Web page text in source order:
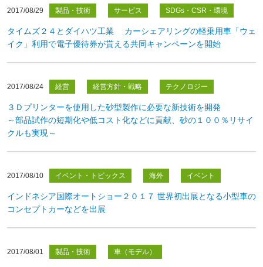
2017/08/29 製品・技術 サービス SDGs・CSR・環境
タイムズ２４とダイハツ工業 カーシェアリングの軽乗用車「ウェ
イク」利用で電子優待券が貰える共同キャンペーンを開始
2017/08/24 経営 経営方針・戦略 テクノロジー
３Ｄプリンターを使用した砂型製作に必要な新技術を開発
～部品試作の短期化や低コスト化などに貢献、砂の１００％リサイ
クルも実現～
2017/08/10 イベント・トピックス 海外 イベント
インドネシア国際オートショー２０１７ 世界初出展となる小型車の
コンセプトカーなどを出展
2017/08/01 製品・技術 車（モデル）